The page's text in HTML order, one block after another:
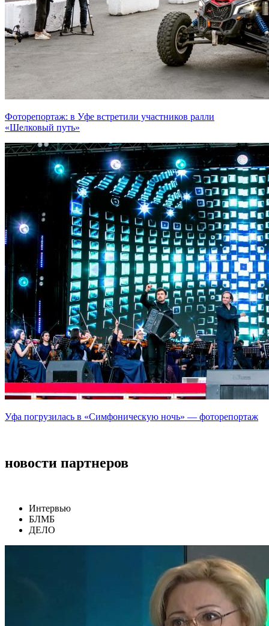
Фоторепортаж: в Уфе встретили участников ралли
«Шелковый путь»
Уфа погрузилась в «Симфоническую ночь» — фоторепортаж
новости партнеров
Интервью
БЛМБ
ДЕЛО